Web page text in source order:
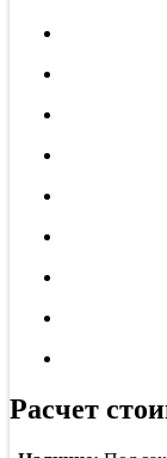
Расчет